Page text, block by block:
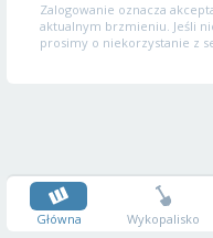
Zalogowanie oznacza
aktualnym brzmieniu. Jeśli
prosimy o niekorzystanie z
Główna Wykopalisko